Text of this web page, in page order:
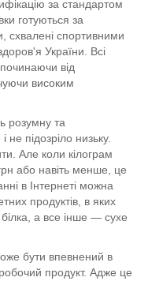
за стандартом
готуються за
схвалені спортивними
України. Всі
від
високим
розумну та
підозріло низьку.
Але коли кілограм
або навіть менше, це
в Інтернеті можна
продуктів, в яких
а все інше — сухе
бути впевнений в
продукт. Адже це